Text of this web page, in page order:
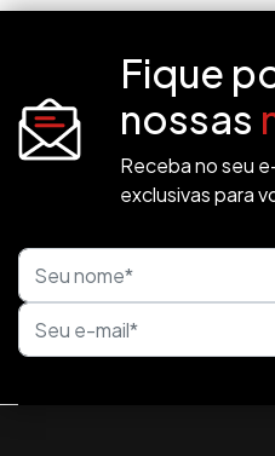
Fique
nossas
Receba no seu
exclusivas para